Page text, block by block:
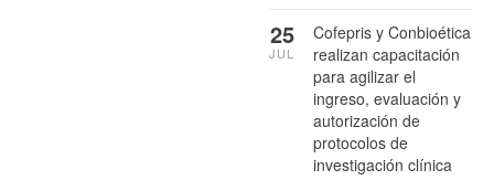
Cofepris y Conbioética
realizan capacitación
para agilizar el
ingreso, evaluación y
autorización de
protocolos de
investigación clínica
25
JUL